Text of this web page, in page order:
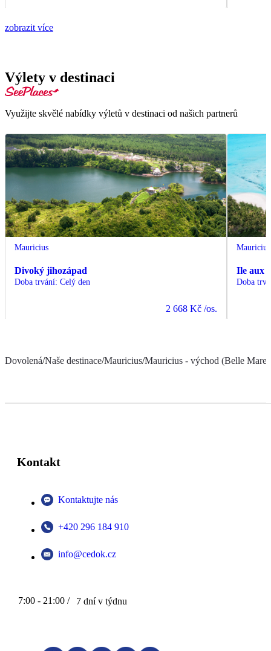
zobrazit více
Výlety v destinaci
Využijte skvělé nabídky výletů v destinaci od našich partnerů
Mauricius
Divoký jihozápad
Doba trvání: Celý den
2 668 Kč /os.
Mauricius
Ile aux
Doba
Dovolená/Naše destinace/Mauricius/Mauricius - východ (Belle Mare
Kontakt
Kontaktujte nás
+420 296 184 910
info@cedok.cz
7:00 - 21:00 / 7 dní v týdnu